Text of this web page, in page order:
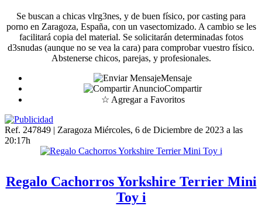
Se buscan a chicas vlrg3nes, y de buen físico, por casting para
porno en Zaragoza, España, con un vasectomizado. A cambio se les
facilitará copia del material. Se solicitarán determinadas fotos
d3snudas (aunque no se vea la cara) para comprobar vuestro físico.
Abstenerse chicos, parejas, y profesionales.
Mensaje
Compartir
☆ Agregar a Favoritos
Ref. 247849 | Zaragoza Miércoles, 6 de Diciembre de 2023 a las
20:17h
Regalo Cachorros Yorkshire Terrier Mini
Toy i